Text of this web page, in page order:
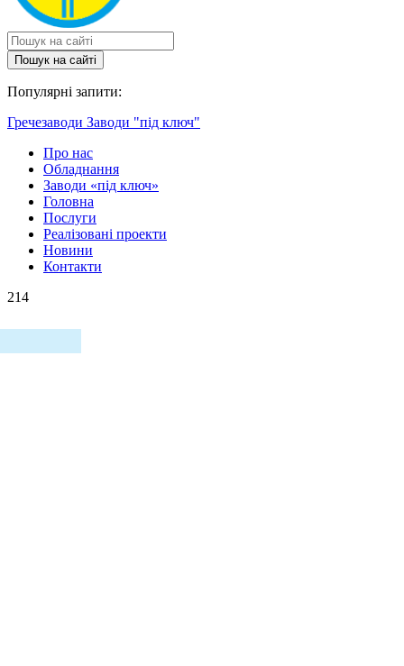
Пошук на сайтi
Популярні запити:
Гречезаводи Заводи "під ключ"
Про нас
Обладнання
Заводи «під ключ»
Головна
Послуги
Реалізовані проекти
Новини
Контакти
214